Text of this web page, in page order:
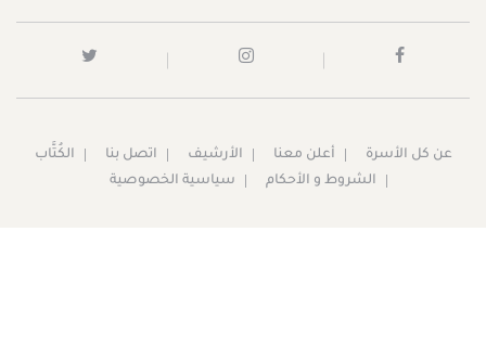
عن كل الأسرة أعلن معنا الأرشيف اتصل بنا
الكُتَّاب
الشروط و الأحكام
سياسية الخصوصية